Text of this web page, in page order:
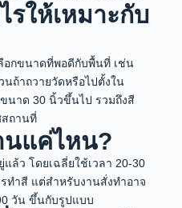
รให้เหมาะกับ
อกขนาดที่พอดีกับพื้นที่ เช่น
ถ้าถวายวัดหรือไปตั้งใน
นาด 30 นิ้วขึ้นไป รวมถึงสี
สถานที่
นแค่ไหน?
ล้ว โดยเฉลี่ยใช้เวลา 20-30
ำสี แต่สำหรับงานสั่งทำอาจ
วัน ขึ้นกับรูปแบบ